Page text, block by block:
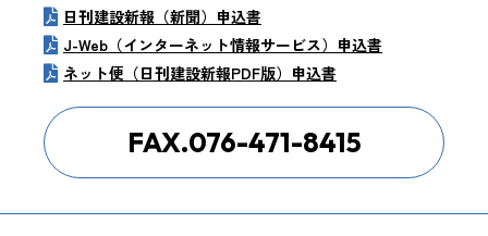
日刊建設新報（新聞）申込書
J-Web（インターネット情報サービス）申込書
ネット便（日刊建設新報PDF版）申込書
FAX.076-471-8415